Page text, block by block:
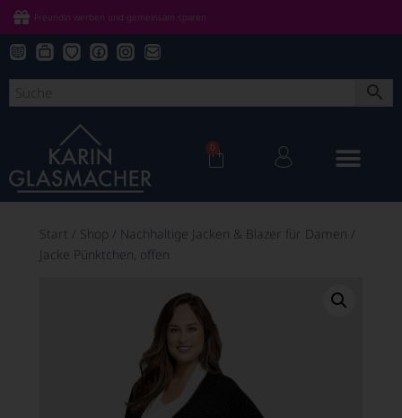
Freundin werben und gemeinsam sparen
0
Start / Shop / Nachhaltige Jacken & Blazer für Damen /
Jacke Pünktchen, offen